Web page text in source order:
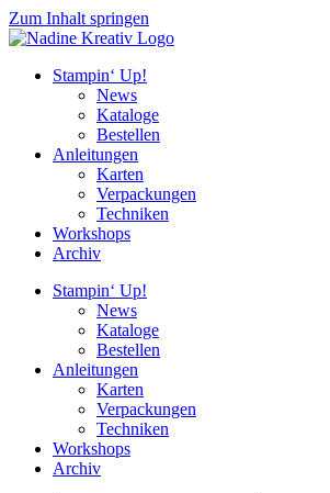
Zum Inhalt springen
Stampin‘ Up!
News
Kataloge
Bestellen
Anleitungen
Karten
Verpackungen
Techniken
Workshops
Archiv
Stampin‘ Up!
News
Kataloge
Bestellen
Anleitungen
Karten
Verpackungen
Techniken
Workshops
Archiv